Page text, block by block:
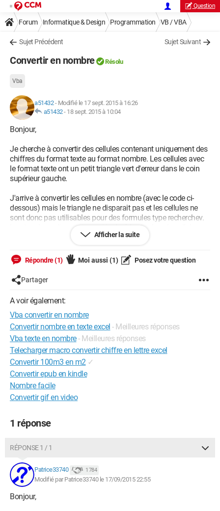
Question
Forum Informatique & Design Programmation VB / VBA
Sujet Précédent Sujet Suivant
Convertir en nombre Résolu
Vba
a51432- Modifié le 17 sept. 2015 à 16:26
a51432- 18 sept. 2015 à 10:04
Bonjour,
Je cherche à convertir des cellules contenant uniquement des
chiffres du format texte au format nombre. Les cellules avec
le format texte ont un petit triangle vert d'erreur dans le coin
supérieur gauche.
J'arrive à convertir les cellules en nombre (avec le code ci-
dessous) mais le triangle ne disparait pas et les cellules ne
sont donc pas utilisables pour des formules type recherchev.
Le triangle ne disparait que si je double-clic dans la cellule.
Cells(1, 1).NumberFormat = "0"
mais la valeur renvoyée est 0...
Cells(1, 1).Value = test
Cells(1, 1).Value = CInt(test)
J'ai tenté de combiner les deux solutions ci-dessus mais sans
succès...
Merci d'avance pour les solutions que vous pouvez apporter à
Cordialement,
Afficher la suite
Répondre (1) Moi aussi (1) Posez votre question
Partager
A voir également:
Vba convertir en nombre
Convertir nombre en texte excel - Meilleures réponses
Vba texte en nombre- Meilleures réponses
Telecharger macro convertir chiffre en lettre excel
Convertir 100m3 en m2 ✓
Convertir epub en kindle
Nombre facile
Convertir gif en video
1 réponse
RÉPONSE 1 / 1
Patrice33740 1 784
Modifié par Patrice33740 le 17/09/2015 22:55
Bonjour,